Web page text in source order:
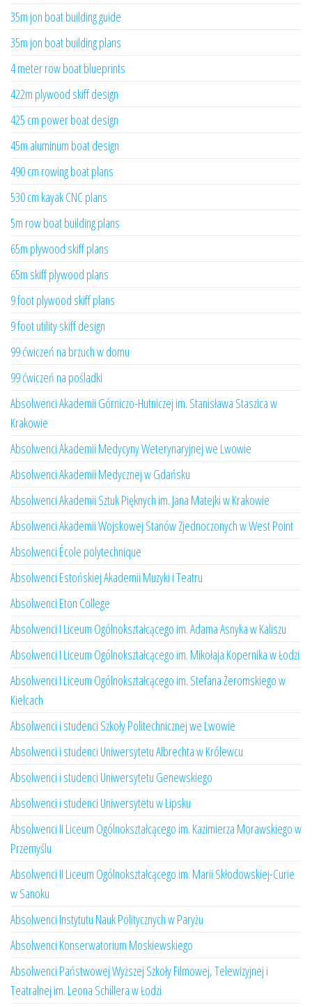
35m jon boat building guide
35m jon boat building plans
4 meter row boat blueprints
422m plywood skiff design
425 cm power boat design
45m aluminum boat design
490 cm rowing boat plans
530 cm kayak CNC plans
5m row boat building plans
65m plywood skiff plans
65m skiff plywood plans
9 foot plywood skiff plans
9 foot utility skiff design
99 ćwiczeń na brzuch w domu
99 ćwiczeń na pośladki
Absolwenci Akademii Górniczo-Hutniczej im. Stanisława Staszica w
Krakowie
Absolwenci Akademii Medycyny Weterynaryjnej we Lwowie
Absolwenci Akademii Medycznej w Gdańsku
Absolwenci Akademii Sztuk Pięknych im. Jana Matejki w Krakowie
Absolwenci Akademii Wojskowej Stanów Zjednoczonych w West Point
Absolwenci École polytechnique
Absolwenci Estońskiej Akademii Muzyki i Teatru
Absolwenci Eton College
Absolwenci I Liceum Ogólnokształcącego im. Adama Asnyka w Kaliszu
Absolwenci I Liceum Ogólnokształcącego im. Mikołaja Kopernika w Łodzi
Absolwenci I Liceum Ogólnokształcącego im. Stefana Żeromskiego w
Kielcach
Absolwenci i studenci Szkoły Politechnicznej we Lwowie
Absolwenci i studenci Uniwersytetu Albrechta w Królewcu
Absolwenci i studenci Uniwersytetu Genewskiego
Absolwenci i studenci Uniwersytetu w Lipsku
Absolwenci II Liceum Ogólnokształcącego im. Kazimierza Morawskiego w
Przemyślu
Absolwenci II Liceum Ogólnokształcącego im. Marii Skłodowskiej-Curie
w Sanoku
Absolwenci Instytutu Nauk Politycznych w Paryżu
Absolwenci Konserwatorium Moskiewskiego
Absolwenci Państwowej Wyższej Szkoły Filmowej, Telewizyjnej i
Teatralnej im. Leona Schillera w Łodzi